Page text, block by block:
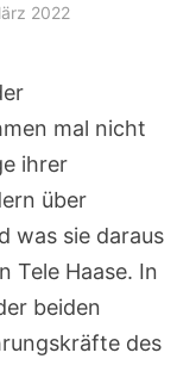
2022
mal nicht
ihrer
über
was sie daraus
Tele Haase. In
beiden
des